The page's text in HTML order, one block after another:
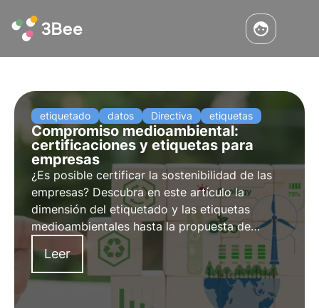
etiquetado datos Directiva etiquetas
Compromiso medioambiental:
certificaciones y etiquetas para
empresas
¿Es posible certificar la sostenibilidad de las
empresas? Descubra en este artículo la
dimensión del etiquetado y las etiquetas
medioambientales hasta la propuesta de
Directiva sobre Declaraciones Verdes. Aprende
más con las Píldoras del Oasis, la Academia
Digital de 3Bee para profesionales de la
Leer